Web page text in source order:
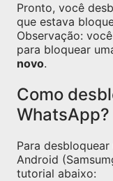
Pronto, você
que estava
Observação:
para bloquear
novo.
Como
WhatsApp?
Para
Android
tutorial abaixo: